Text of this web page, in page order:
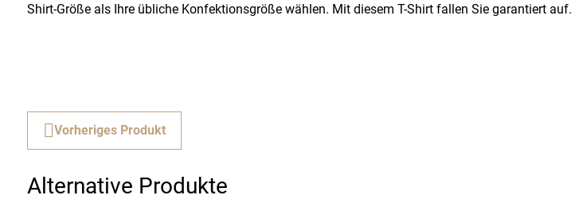
Shirt-Größe als Ihre übliche Konfektionsgröße wählen. Mit diesem T-Shirt fallen Sie garantiert auf.
Vorheriges Produkt
Alternative Produkte